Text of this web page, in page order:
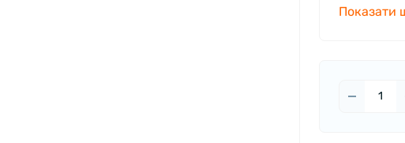
Показати